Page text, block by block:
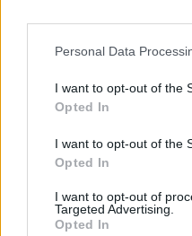
Personal Data
I want to opt-out of the
Opted In
I want to opt-out of the
Opted In
I want to opt-out of
Targeted Advertising.
Opted In